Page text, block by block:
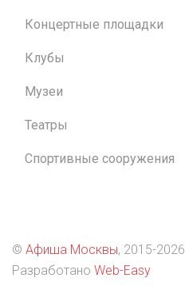
Концертные площадки
Клубы
Музеи
Театры
Спортивные сооружения
© Афиша Москвы, 2015-2026
Разработано Web-Easy